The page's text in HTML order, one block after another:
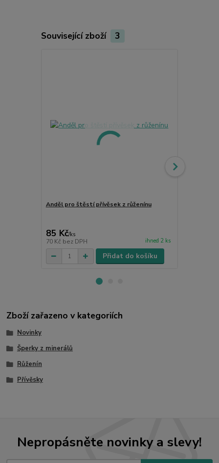
Související zboží 3
Anděl pro štěstí přívěsek z růženínu
85 Kč/ks
70 Kč bez DPH ihned 2 ks
Přidat do košíku
Zboží zařazeno v kategoriích
Novinky
Šperky z minerálů
Růženín
Přívěsky
Nepropásněte novinky a slevy!